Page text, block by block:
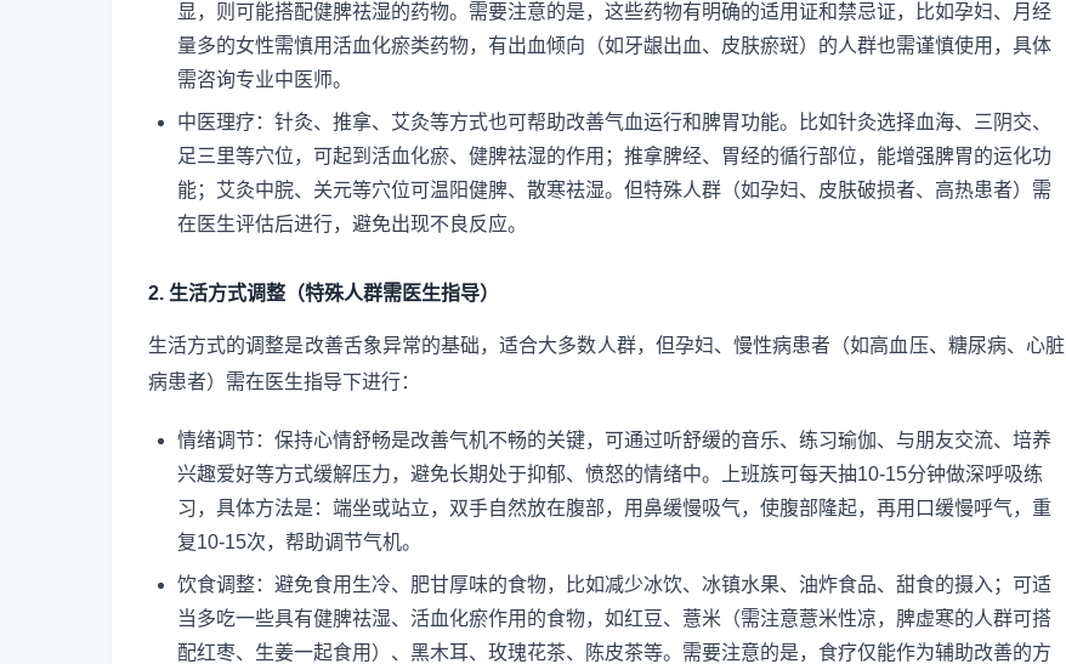
显，则可能搭配健脾祛湿的药物。需要注意的是，这些药物有明确的适用证和禁忌证，比如孕妇、月经
量多的女性需慎用活血化瘀类药物，有出血倾向（如牙龈出血、皮肤瘀斑）的人群也需谨慎使用，具体
需咨询专业中医师。
中医理疗：针灸、推拿、艾灸等方式也可帮助改善气血运行和脾胃功能。比如针灸选择血海、三阴交、
足三里等穴位，可起到活血化瘀、健脾祛湿的作用；推拿脾经、胃经的循行部位，能增强脾胃的运化功
能；艾灸中脘、关元等穴位可温阳健脾、散寒祛湿。但特殊人群（如孕妇、皮肤破损者、高热患者）需
在医生评估后进行，避免出现不良反应。
2. 生活方式调整（特殊人群需医生指导）
生活方式的调整是改善舌象异常的基础，适合大多数人群，但孕妇、慢性病患者（如高血压、糖尿病、心脏
病患者）需在医生指导下进行：
情绪调节：保持心情舒畅是改善气机不畅的关键，可通过听舒缓的音乐、练习瑜伽、与朋友交流、培养
兴趣爱好等方式缓解压力，避免长期处于抑郁、愤怒的情绪中。上班族可每天抽10-15分钟做深呼吸练
习，具体方法是：端坐或站立，双手自然放在腹部，用鼻缓慢吸气，使腹部隆起，再用口缓慢呼气，重
复10-15次，帮助调节气机。
饮食调整：避免食用生冷、肥甘厚味的食物，比如减少冰饮、冰镇水果、油炸食品、甜食的摄入；可适
当多吃一些具有健脾祛湿、活血化瘀作用的食物，如红豆、薏米（需注意薏米性凉，脾虚寒的人群可搭
配红枣、生姜一起食用）、黑木耳、玫瑰花茶、陈皮茶等。需要注意的是，食疗仅能作为辅助改善的方